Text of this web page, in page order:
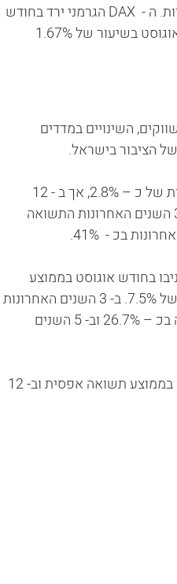
גם המדדים המובילים בבורסות המרכזיות בעולם רשמו בחודש אוגוסט ירידות. ה -  DAX הגרמני ירד בחודש
השינויים במדדים
הציבור בישראל.
החודשים האחרונים הניבו מסלולי מניות תשואה חיובית של כ – 9.8%. ב- 3 השנים האחרונות התשואה
בקרנות פנסיה מקיפות חדשות, לבני 50 ומטה הניבו בחודש אוגוסט בממוצע
תשואה שלילית של כ – 0.2%, וב- 12 החודשים האחרונים תשואה חיובית של 7.5%. ב- 3 השנים האחרונות
התשואה המצטברת הממוצעת של מסלולי השקעה לבני 50 ומטה הסתכמה בכ – 26.7% וב- 5 השנים